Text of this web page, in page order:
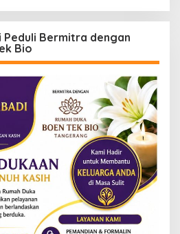
Peduli Bermitra dengan
Bio